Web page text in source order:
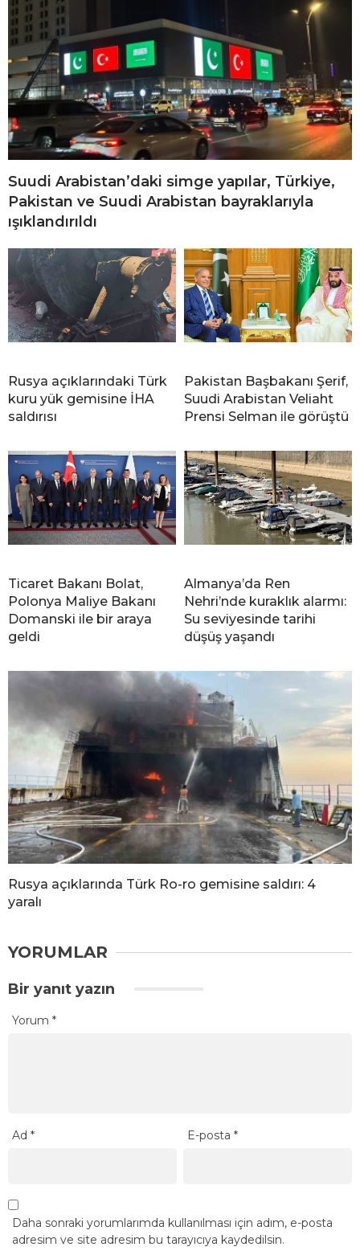
Suudi Arabistan’daki simge yapılar, Türkiye,
Pakistan ve Suudi Arabistan bayraklarıyla
ışıklandırıldı
Rusya açıklarındaki Türk
kuru yük gemisine İHA
saldırısı
Pakistan Başbakanı Şerif,
Suudi Arabistan Veliaht
Prensi Selman ile görüştü
Ticaret Bakanı Bolat,
Polonya Maliye Bakanı
Domanski ile bir araya
geldi
Almanya’da Ren
Nehri’nde kuraklık alarmı:
Su seviyesinde tarihi
düşüş yaşandı
Rusya açıklarında Türk Ro-ro gemisine saldırı: 4
yaralı
YORUMLAR
Bir yanıt yazın
Yorum *
Ad * E-posta*
Daha sonraki yorumlarımda kullanılması için adım, e-posta
adresim ve site adresim bu tarayıcıya kaydedilsin.